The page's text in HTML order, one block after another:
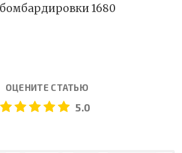
1680
ОЦЕНИТЕ СТАТЬЮ
5.0